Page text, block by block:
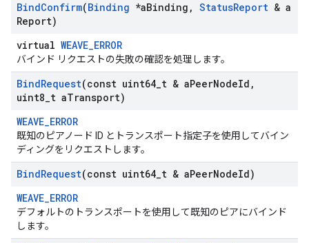
BindConfirm(Binding *aBinding , StatusReport & a
Report)
virtual WEAVE_ERROR
バインド リクエストの失敗の確認を処理します。
BindRequest(const uint64 t & aPeerNodeId ,
uint8 t aTransport)
WEAVE_ERROR
既知のピアノード ID とトランスポート指定子を使用してバイン
ディングをリクエストします。
BindRequest(const uint64 t & aPeerNodeId)
WEAVE_ERROR
デフォルトのトランスポートを使用して既知のピアにバインド
します。